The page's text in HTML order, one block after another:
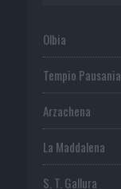
Olbia
Tempio Pausania
Arzachena
La Maddalena
S. T. Gallura